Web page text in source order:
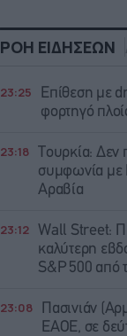
ΡΟΗ ΕΙΔΗΣΕΩΝ
23:25
Επίθεση με
φορτηγό
23:18
Τουρκία:
συμφωνία με
Αραβία
23:12
Wall Street:
καλύτερη
S&P 500 από
23:08
Πασινιάν
ΕΑΟΕ, σε